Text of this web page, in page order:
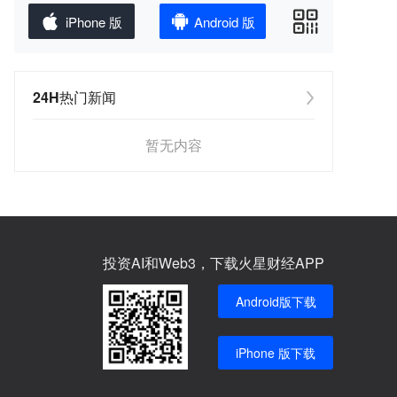
iPhone 版 Android 版
24H热门新闻
暂无内容
投资AI和Web3，下载火星财经APP
Android版下载
iPhone 版下载